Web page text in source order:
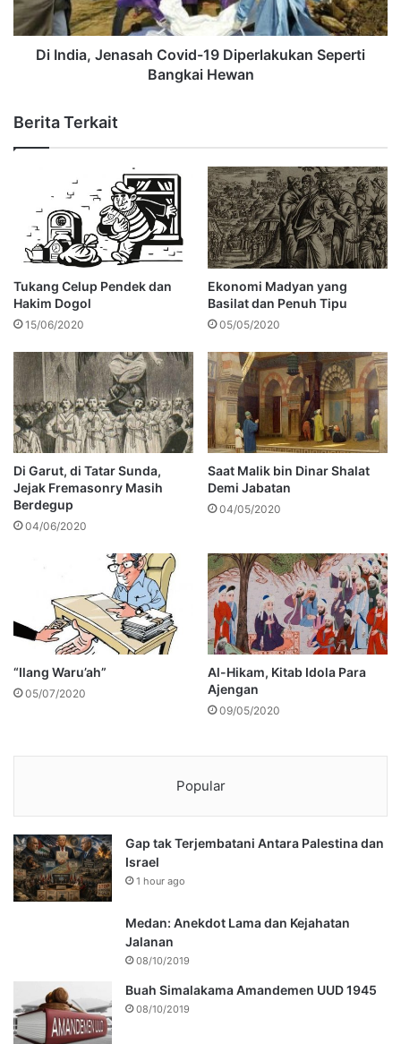
Di India, Jenasah Covid-19 Diperlakukan Seperti
Bangkai Hewan
Berita Terkait
Tukang Celup Pendek dan
Hakim Dogol
15/06/2020
Ekonomi Madyan yang
Basilat dan Penuh Tipu
05/05/2020
Di Garut, di Tatar Sunda,
Jejak Fremasonry Masih
Berdegup
04/06/2020
Saat Malik bin Dinar Shalat
Demi Jabatan
04/05/2020
“Ilang Waru’ah”
05/07/2020
Al-Hikam, Kitab Idola Para
Ajengan
09/05/2020
Popular
Gap tak Terjembatani Antara Palestina dan
Israel
1 hour ago
Medan: Anekdot Lama dan Kejahatan
Jalanan
08/10/2019
Buah Simalakama Amandemen UUD 1945
08/10/2019